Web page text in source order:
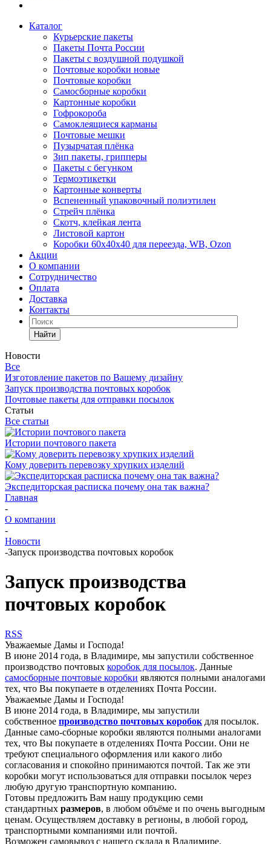
Каталог
Курьерские пакеты
Пакеты Почта России
Пакеты с воздушной подушкой
Почтовые коробки новые
Почтовые коробки
Самосборные коробки
Картонные коробки
Гофрокороба
Самоклеящиеся карманы
Почтовые мешки
Пузырчатая плёнка
Зип пакеты, грипперы
Пакеты с бегунком
Термоэтикетки
Картонные конверты
Вспененный упаковочный полиэтилен
Стрейч плёнка
Скотч, клейкая лента
Листовой картон
Коробки 60х40х40 для переезда, WB, Ozon
Акции
О компании
Сотрудничество
Оплата
Доставка
Контакты
Найти
Новости
Все
Изготовление пакетов по Вашему дизайну
Запуск производства почтовых коробок
Почтовые пакеты для отправки посылок
Статьи
Все статьи
Истории почтового пакета
Кому доверить перевозку хрупких изделий
Экспедиторская расписка почему она так важна?
Главная
-
О компании
-
Новости
-Запуск производства почтовых коробок
Запуск производства
почтовых коробок
RSS
Уважаемые Дамы и Господа!
В июне 2014 года, в Владимире, мы запустили собственное
производство почтовых коробок для посылок. Данные
самосборные почтовые коробки являются полными аналогами
тех, что Вы покупаете в отделениях Почта России.
Уважаемые Дамы и Господа!
В июне 2014 года, в Владимире, мы запустили
собственное производство почтовых коробок для посылок.
Данные само-сборные коробки являются полными аналогами
тех, что Вы покупаете в отделениях Почта России. Они не
требуют специального оформления или какого либо
согласования и спокойно принимаются почтой. Так же эти
коробки могут использоваться для отправки посылок через
любую другую транспортную компанию.
Готовы предложить Вам нашу продукцию семи
стандартных размеров, в любом объёме и по очень выгодным
ценам. Осуществляем доставку в регионы, в любой город,
транспортными компаниями или почтой.
Возможен самовывоз с нашего склада в Владимире.